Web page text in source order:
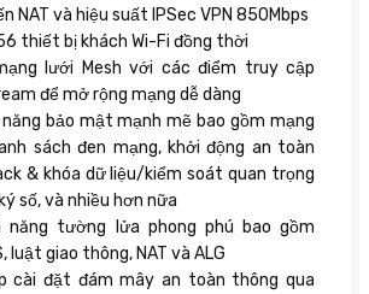
NAT và hiệu suất IPSec VPN 850Mbps
thiết bị khách Wi-Fi đồng thời
lưới Mesh với các điểm truy cập
để mở rộng mạng dễ dàng
bảo mật mạnh mẽ bao gồm mạng
sách đen mạng, khởi động an toàn
& khóa dữ liệu/kiểm soát quan trọng
số, và nhiều hơn nữa
năng tường lửa phong phú bao gồm
luật giao thông, NAT và ALG
cài đặt đám mây an toàn thông qua